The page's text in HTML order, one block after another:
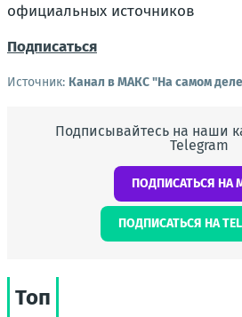
официальных источников
Подписаться
Источник: Канал в МАКС "На самом
Подписывайтесь на наши
Telegram
ПОДПИСАТЬСЯ НА
ПОДПИСАТЬСЯ НА
Топ